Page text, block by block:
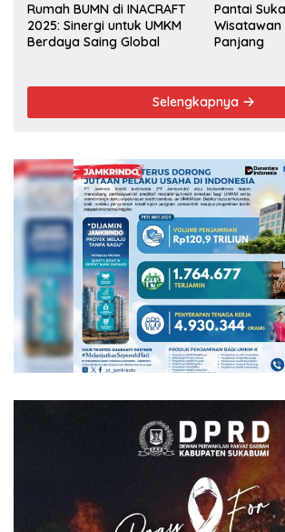
Rumah BUMN di INACRAFT
2025: Sinergi untuk UMKM
Berdaya Saing Global
Pantai
Wisatawan
Panjang
Selengkapnya